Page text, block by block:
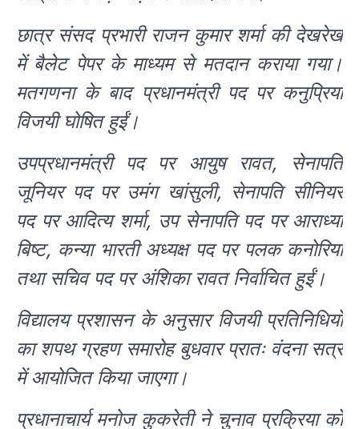
छात्र संसद प्रभारी राजन कुमार शर्मा की देखरेख
में बैलेट पेपर के माध्यम से मतदान कराया गया।
मतगणना के बाद प्रधानमंत्री पद पर कनुप्रिया
विजयी घोषित हुईं।
उपप्रधानमंत्री पद पर आयुष रावत, सेनापति
जूनियर पद पर उमंग खांसुली, सेनापति सीनियर
पद पर आदित्य शर्मा, उप सेनापति पद पर आराध्या
बिष्ट, कन्या भारती अध्यक्ष पद पर पलक कनोरिया
तथा सचिव पद पर अंशिका रावत निर्वाचित हुईं।
विद्यालय प्रशासन के अनुसार विजयी प्रतिनिधियों
का शपथ ग्रहण समारोह बुधवार प्रातः वंदना सत्र
में आयोजित किया जाएगा।
प्रधानाचार्य मनोज कुकरेती ने चुनाव प्रक्रिया को